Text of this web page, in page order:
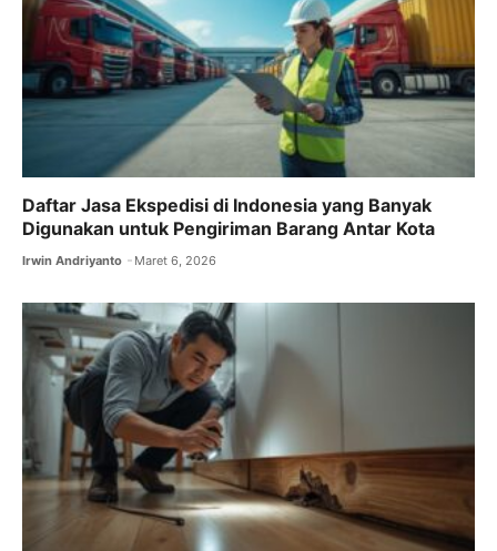
Daftar Jasa Ekspedisi di Indonesia yang Banyak
Digunakan untuk Pengiriman Barang Antar Kota
Irwin Andriyanto Maret 6, 2026